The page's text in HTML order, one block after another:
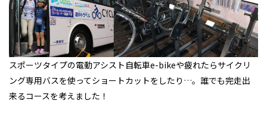
スポーツタイプの電動アシスト自転車e-bikeや疲れたらサイクリ
ング専用バスを使ってショートカットをしたり…。誰でも完走出
来るコースを考えました！